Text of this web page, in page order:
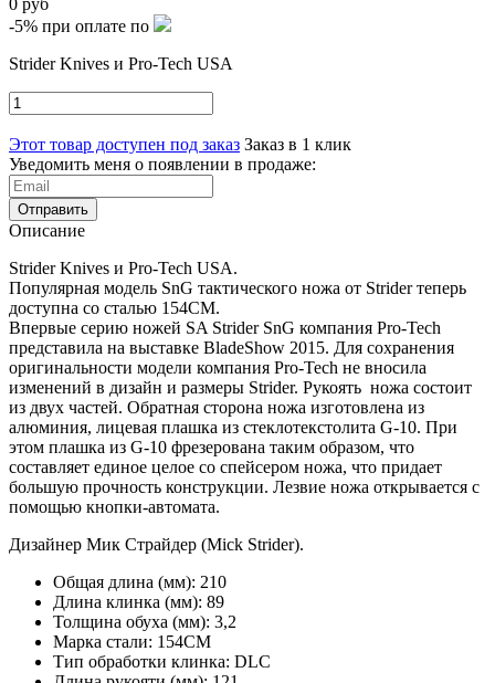
-5% при оплате по
Strider Knives и Pro-Tech USA
Этот товар доступен под заказ Заказ в 1 клик
Уведомить меня о появлении в продаже:
Отправить
Описание
Strider Knives и Pro-Tech USA.
Популярная модель SnG тактического ножа от Strider теперь
доступна со сталью 154СМ.
Впервые серию ножей SA Strider SnG компания Pro-Tech
представила на выставке BladeShow 2015. Для сохранения
оригинальности модели компания Pro-Tech не вносила
изменений в дизайн и размеры Strider. Рукоять ножа состоит
из двух частей. Обратная сторона ножа изготовлена из
алюминия, лицевая плашка из стеклотекстолита G-10. При
этом плашка из G-10 фрезерована таким образом, что
составляет единое целое со спейcером ножа, что придает
большую прочность конструкции. Лезвие ножа открывается с
помощью кнопки-автомата.
Дизайнер Мик Страйдер (Mick Strider).
Общая длина (мм): 210
Длина клинка (мм): 89
Толщина обуха (мм): 3,2
Марка стали: 154CM
Тип обработки клинка: DLC